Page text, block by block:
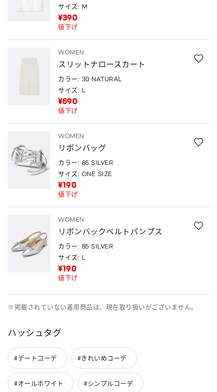
サイズ: M
¥390
値下げ
WOMEN
スリットナロースカート
カラー: 30 NATURAL
サイズ: L
¥590
値下げ
WOMEN
リボンバッグ
カラー: 85 SILVER
サイズ: ONE SIZE
¥190
値下げ
WOMEN
リボンバックベルトパンプス
カラー: 85 SILVER
サイズ: L
¥190
値下げ
※掲載されていない着用商品は、現在取り扱いがございません。
ハッシュタグ
#デートコーデ #きれいめコーデ
#オールホワイト #シンプルコーデ